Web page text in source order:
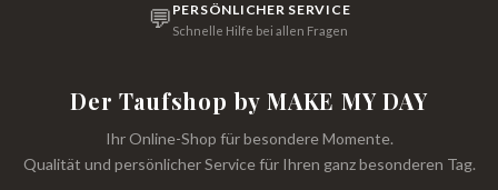
💬 PERSÖNLICHER SERVICE
Schnelle Hilfe bei allen Fragen
Der Taufshop by MAKE MY DAY
Ihr Online-Shop für besondere Momente.
Qualität und persönlicher Service für Ihren ganz besonderen Tag.